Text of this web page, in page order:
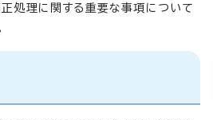
処理に関する重要な事項について